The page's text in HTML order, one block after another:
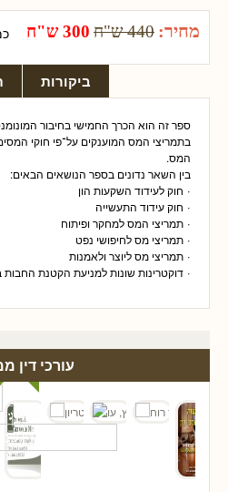
מחיר: 440 ש"ח 300 ש"ח
ביקורות
ספר זה הוא הכרך החמישי בחיבור
בתמריצי המס המוענקים על־פי חוקי
המס.
בין השאר נדונים בספר הנושאים הבאים:
· חוק לעידוד השקעות הון
· חוק עידוד התעשייה
· תמריצי המס למחקר ופיתוח
· תמריצי מס לחיפושי נפט
· תמריצי מס ליוצר ולאמנות
· דוקטרינות שונות למניעת הקטנת
עורכי דין